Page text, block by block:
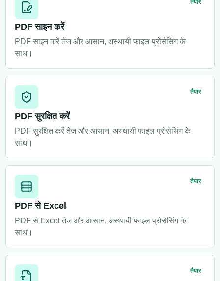
तैयार
PDF साइन करें
PDF साइन करें तेज और आसान, अस्थायी फाइल प्रोसेसिंग के
साथ।
तैयार
PDF सुरक्षित करें
PDF सुरक्षित करें तेज और आसान, अस्थायी फाइल प्रोसेसिंग के
साथ।
तैयार
PDF से Excel
PDF से Excel तेज और आसान, अस्थायी फाइल प्रोसेसिंग के
साथ।
तैयार